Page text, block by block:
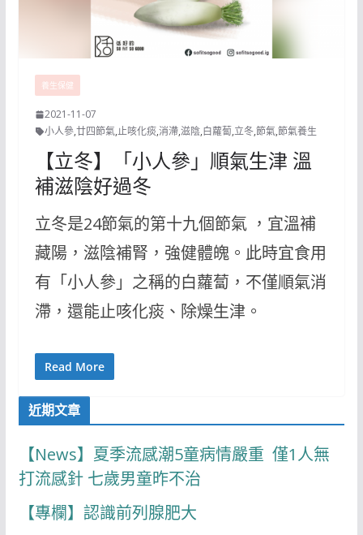
養生保健
2021-11-07
小人參,廿四節氣,止咳化痰,消滯,滋陰,白蘿蔔,立冬,節氣,節氣養生
【立冬】「小人參」順氣生津 溫
補滋陰好過冬
立冬是24節氣的第十九個節氣 ，宜溫補
藏陽，滋陰補腎，強健體魄。此時宜食用
有「小人參」之稱的白蘿蔔，不僅順氣消
滯，還能止咳化痰、除燥生津。
Read More
近期文章
【News】夏季流感潮5童病情嚴重 僅1人無
打流感針 七歲男童昨不治
【專欄】認識前列腺肥大